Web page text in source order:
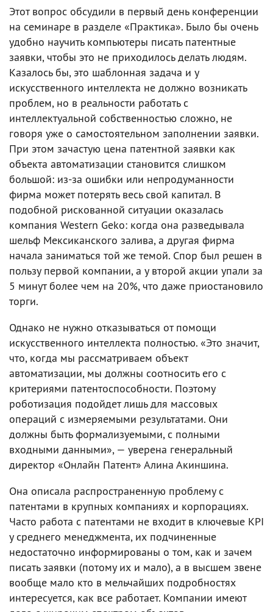
Этот вопрос обсудили в первый день конференции
на семинаре в разделе «Практика». Было бы очень
удобно научить компьютеры писать патентные
заявки, чтобы это не приходилось делать людям.
Казалось бы, это шаблонная задача и у
искусственного интеллекта не должно возникать
проблем, но в реальности работать с
интеллектуальной собственностью сложно, не
говоря уже о самостоятельном заполнении заявки.
При этом зачастую цена патентной заявки как
объекта автоматизации становится слишком
большой: из-за ошибки или непродуманности
фирма может потерять весь свой капитал. В
подобной рискованной ситуации оказалась
компания Western Geko: когда она разведывала
шельф Мексиканского залива, а другая фирма
начала заниматься той же темой. Спор был решен в
пользу первой компании, а у второй акции упали за
5 минут более чем на 20%, что даже приостановило
торги.
Однако не нужно отказываться от помощи
искусственного интеллекта полностью. «Это значит,
что, когда мы рассматриваем объект
автоматизации, мы должны соотносить его с
критериями патентоспособности. Поэтому
роботизация подойдет лишь для массовых
операций с измеряемыми результатами. Они
должны быть формализуемыми, с полными
входными данными», — уверена генеральный
директор «Онлайн Патент» Алина Акиншина.
Она описала распространенную проблему с
патентами в крупных компаниях и корпорациях.
Часто работа с патентами не входит в ключевые KPI
у среднего менеджмента, их подчиненные
недостаточно информированы о том, как и зачем
писать заявки (потому их и мало), а в высшем звене
вообще мало кто в мельчайших подробностях
интересуется, как все работает. Компании имеют